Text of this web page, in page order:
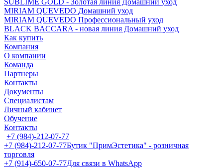
SUBLIME GOLD - Золотая линия Домашний уход
MIRIAM QUEVEDO Домашний уход
MIRIAM QUEVEDO Профессиональный уход
BLACK BACCARA - новая линия Домашний уход
Как купить
Компания
О компании
Команда
Партнеры
Контакты
Документы
Специалистам
Личный кабинет
Обучение
Контакты
+7 (984)-212-07-77
+7 (984)-212-07-77Бутик "ПримЭстетика" - розничная
торговля
+7 (914)-650-07-77Для связи в WhatsApp